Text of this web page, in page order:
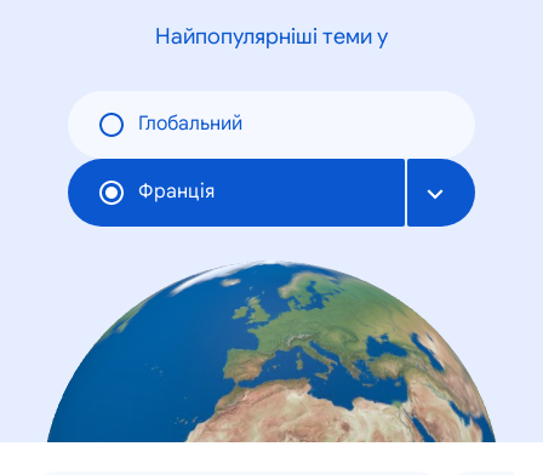
Найпопулярніші теми у
Глобальний
Франція